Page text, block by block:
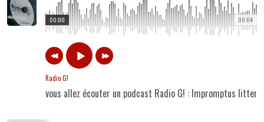
00:04
00:00
Radio G!
vous allez écouter un podcast Radio G! : Impromptus